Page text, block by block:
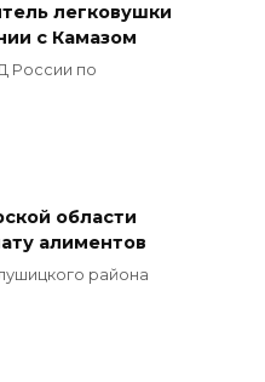
легковушки
с Камазом
России по
области
алиментов
района